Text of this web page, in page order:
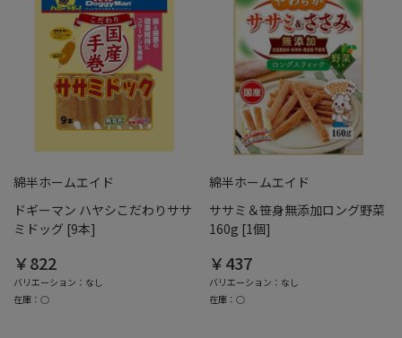
綿半ホームエイド
ドギーマン ハヤシこだわりササ
ミドッグ [9本]
￥822
バリエーション：なし
在庫：○
綿半ホームエイド
ササミ＆笹身無添加ロング野菜
160g [1個]
￥437
バリエーション：なし
在庫：○